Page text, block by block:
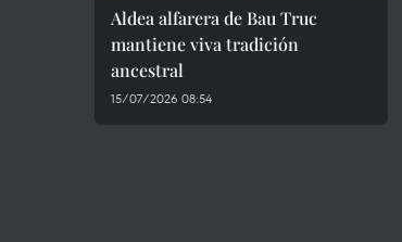
Aldea alfarera de Bau Truc
mantiene viva tradición
ancestral
15/07/2026 08:54